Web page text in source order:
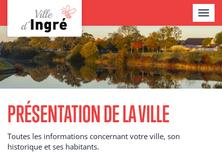
contenu
principal
Contenu
PRÉSENTATION DE LA VILLE
Toutes les informations concernant votre ville, son
historique et ses habitants.